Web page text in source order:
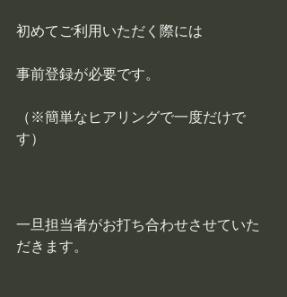
初めてご利用いただく際には
事前登録が必要です。
（※簡単なヒアリングで一度だけで
す）
一旦担当者がお打ち合わせさせていた
だきます。